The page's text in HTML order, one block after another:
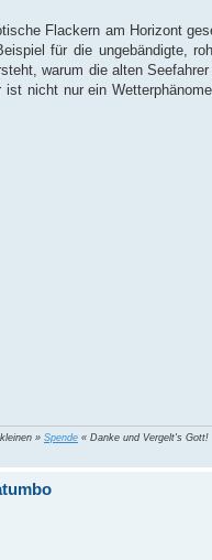
Flackern am Horizont
für die ungebändigte,
warum die alten
nicht nur ein
» Spende « Danke und Vergelt's Gott!